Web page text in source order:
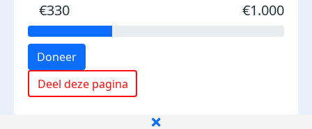
€330 €1.000
Doneer
Deel deze pagina